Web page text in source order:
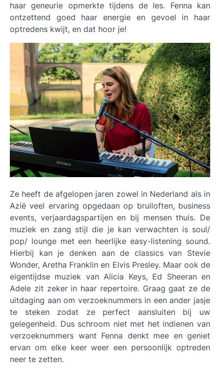
haar geneurie opmerkte tijdens de les. Fenna kan
ontzettend goed haar energie en gevoel in haar
optredens kwijt, en dat hoor je!
Ze heeft de afgelopen jaren zowel in Nederland als in
Azië veel ervaring opgedaan op bruiloften, business
events, verjaardagspartijen en bij mensen thuis. De
muziek en zang stijl die je kan verwachten is soul/
pop/ lounge met een heerlijke easy-listening sound.
Hierbij kan je denken aan de classics van Stevie
Wonder, Aretha Franklin en Elvis Presley. Maar ook de
eigentijdse muziek van Alicia Keys, Ed Sheeran en
Adele zit zeker in haar repertoire. Graag gaat ze de
uitdaging aan om verzoeknummers in een ander jasje
te steken zodat ze perfect aansluiten bij uw
gelegenheid. Dus schroom niet met het indienen van
verzoeknummers want Fenna denkt mee en geniet
ervan om elke keer weer een persoonlijk optreden
neer te zetten.